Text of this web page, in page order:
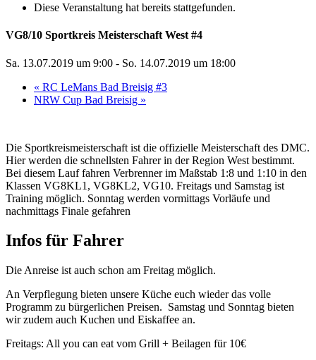
Diese Veranstaltung hat bereits stattgefunden.
VG8/10 Sportkreis Meisterschaft West #4
Sa. 13.07.2019 um 9:00 - So. 14.07.2019 um 18:00
« RC LeMans Bad Breisig #3
NRW Cup Bad Breisig »
Die Sportkreismeisterschaft ist die offizielle Meisterschaft des DMC.
Hier werden die schnellsten Fahrer in der Region West bestimmt.
Bei diesem Lauf fahren Verbrenner im Maßstab 1:8 und 1:10 in den
Klassen VG8KL1, VG8KL2, VG10. Freitags und Samstag ist
Training möglich. Sonntag werden vormittags Vorläufe und
nachmittags Finale gefahren
Infos für Fahrer
Die Anreise ist auch schon am Freitag möglich.
An Verpflegung bieten unsere Küche euch wieder das volle
Programm zu bürgerlichen Preisen. Samstag und Sonntag bieten
wir zudem auch Kuchen und Eiskaffee an.
Freitags: All you can eat vom Grill + Beilagen für 10€